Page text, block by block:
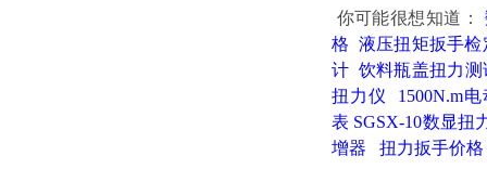
你可能很想知道 ：
格 液压扭矩扳手检
计 饮料瓶盖扭力测
扭力仪
1500N.m
表 SGSX-10数显扭
增器
扭力扳手价格